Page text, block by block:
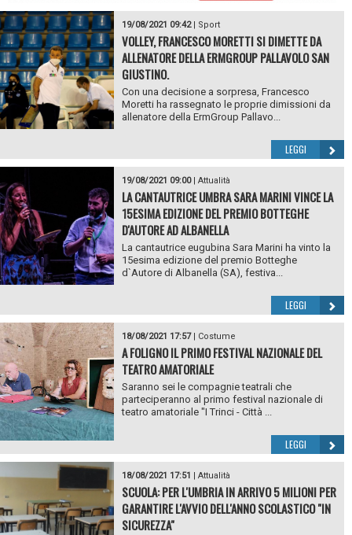
19/08/2021 09:42| Sport
VOLLEY, FRANCESCO MORETTI SI DIMETTE DA
ALLENATORE DELLA ERMGROUP PALLAVOLO SAN
GIUSTINO.
Con una decisione a sorpresa, Francesco
Moretti ha rassegnato le proprie dimissioni da
allenatore della ErmGroup Pallavo...
LEGGI
19/08/2021 09:00| Attualità
LA CANTAUTRICE UMBRA SARA MARINI VINCE LA
15ESIMA EDIZIONE DEL PREMIO BOTTEGHE
D'AUTORE AD ALBANELLA
La cantautrice eugubina Sara Marini ha vinto la
15esima edizione del premio Botteghe
d`Autore di Albanella (SA), festiva...
LEGGI
18/08/2021 17:57| Costume
A FOLIGNO IL PRIMO FESTIVAL NAZIONALE DEL
TEATRO AMATORIALE
Saranno sei le compagnie teatrali che
parteciperanno al primo festival nazionale di
teatro amatoriale "I Trinci - Città ...
LEGGI
18/08/2021 17:51 | Attualità
SCUOLA: PER L'UMBRIA IN ARRIVO 5 MILIONI PER
GARANTIRE L'AVVIO DELL'ANNO SCOLASTICO "IN
SICUREZZA"